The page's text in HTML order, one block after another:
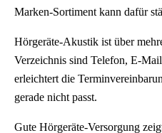
Marken-Sortiment kann dafür
Hörgeräte-Akustik ist über
Verzeichnis sind Telefon, E-
erleichtert die
gerade nicht passt.
Gute Hörgeräte-Versorgung